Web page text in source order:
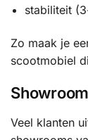
stabiliteit
Zo maak je
scootmobiel
Veel klanten